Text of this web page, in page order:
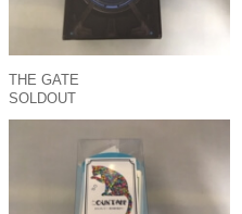
THE GATE
SOLDOUT